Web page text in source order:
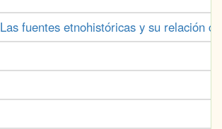
Las fuentes etnohistóricas y su relación